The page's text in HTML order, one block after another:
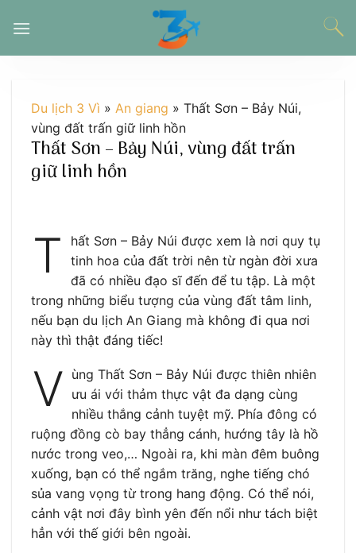
đến
Du lịch 3 Vì » An giang » Thất Sơn – Bảy Núi,
vùng đất trấn giữ linh hồn
Thất Sơn – Bảy Núi, vùng đất trấn
giữ linh hồn
T
hất Sơn – Bảy Núi được xem là nơi quy tụ
tinh hoa của đất trời nên từ ngàn đời xưa
đã có nhiều đạo sĩ đến để tu tập. Là một
trong những biểu tượng của vùng đất tâm linh,
nếu bạn du lịch An Giang mà không đi qua nơi
này thì thật đáng tiếc!
V ùng Thất Sơn – Bảy Núi được thiên nhiên
ưu ái với thảm thực vật đa dạng cùng
nhiều thắng cảnh tuyệt mỹ. Phía đông có
ruộng đồng cò bay thẳng cánh, hướng tây là hồ
nước trong veo,… Ngoài ra, khi màn đêm buông
xuống, bạn có thể ngắm trăng, nghe tiếng chó
sủa vang vọng từ trong hang động. Có thể nói,
cảnh vật nơi đây bình yên đến nổi như tách biệt
hẳn với thế giới bên ngoài.